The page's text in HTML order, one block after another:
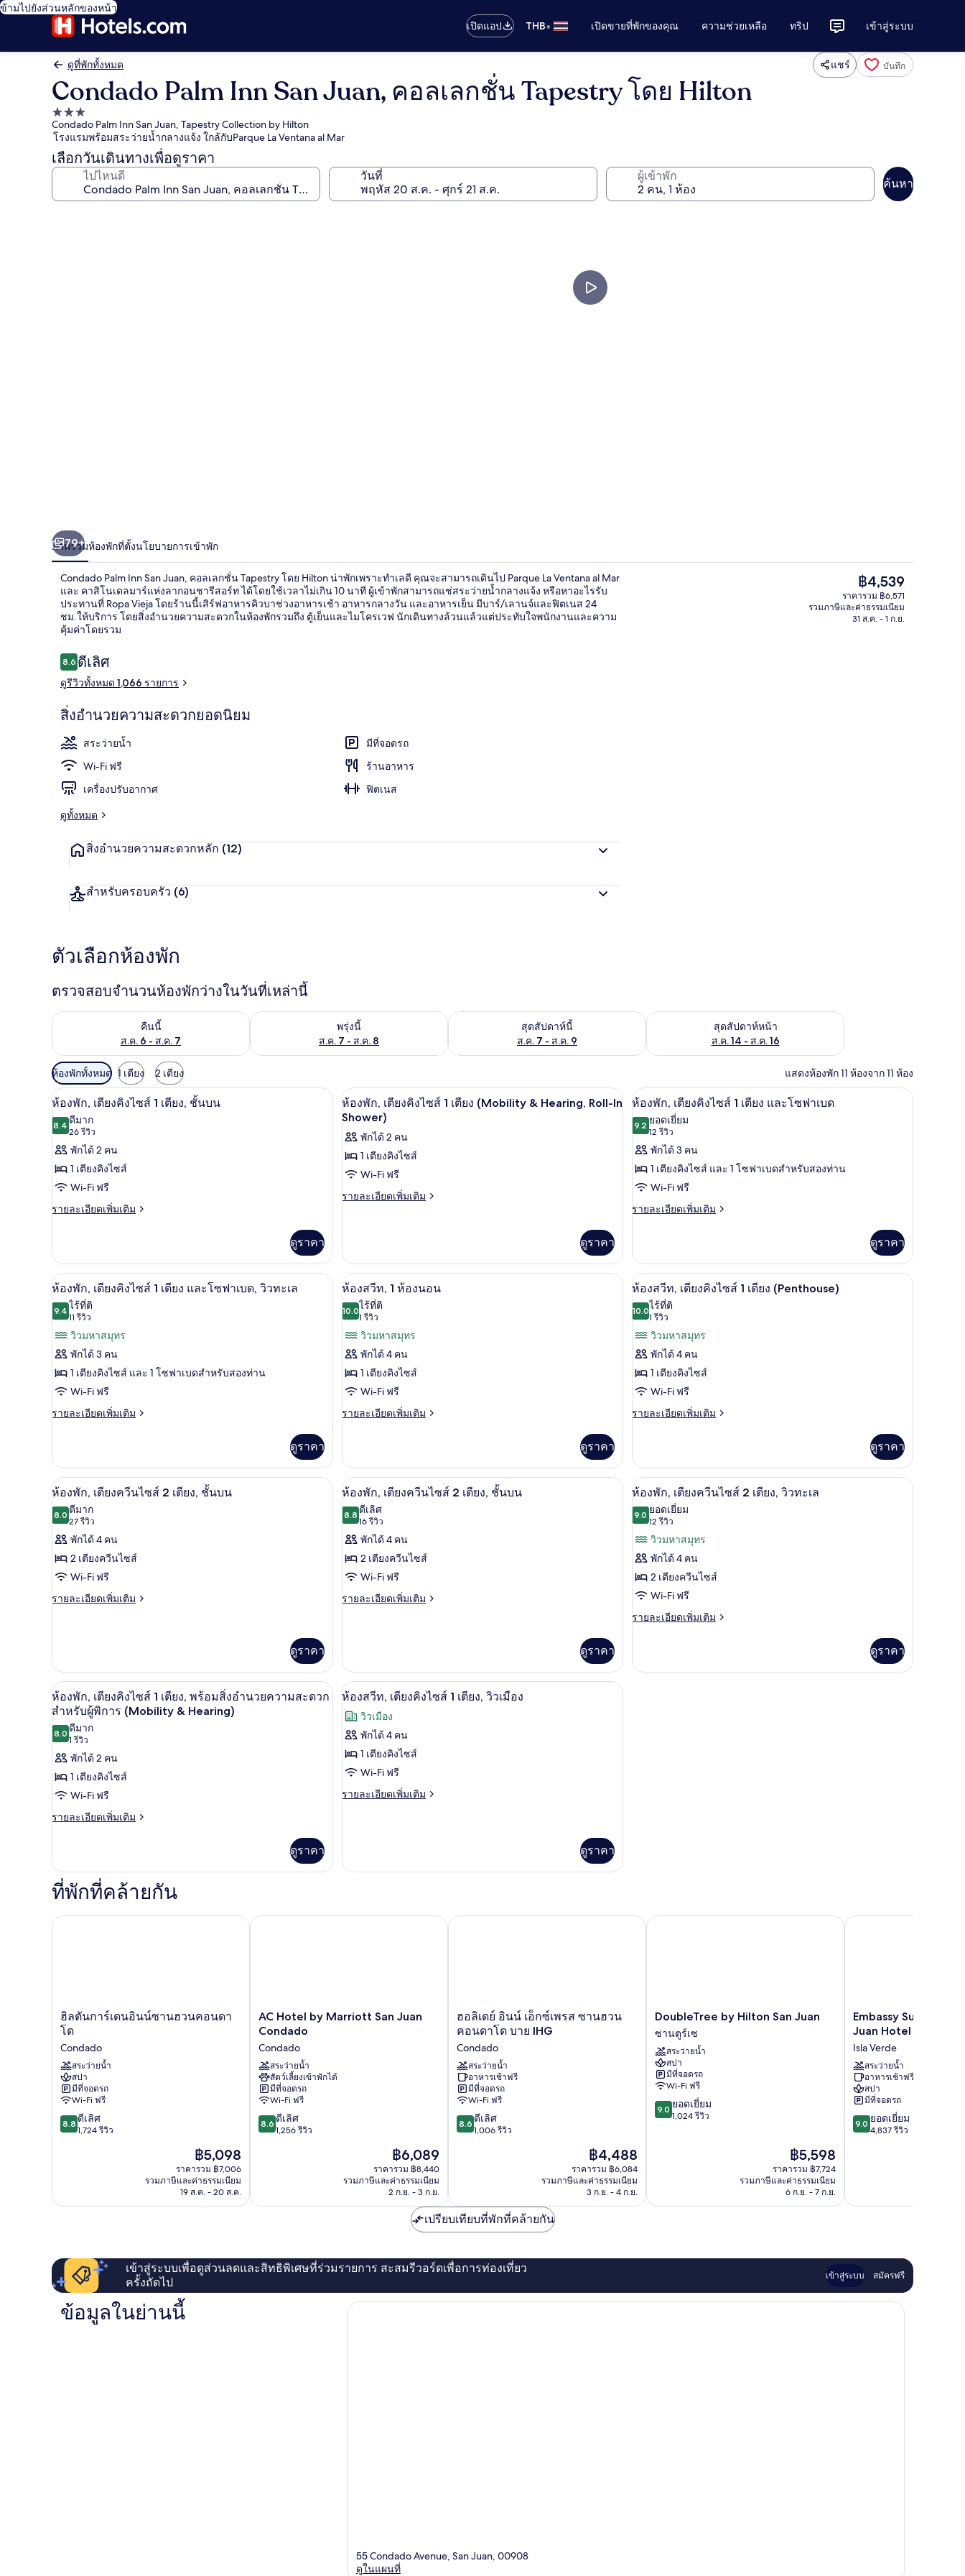
ข้ามไปยังส่วนหลักของหน้า
เปิดแอป
THB• เปิดขายที่พักของคุณ ความช่วยเหลือ ทริป เข้าสู่ระบบ
ดูที่พักทั้งหมด แชร์ บันทึก
Condado Palm Inn San Juan, คอลเลกชั่น Tapestry โดย Hilton
ที่พัก
3.0
ดาว
Condado Palm Inn San Juan, Tapestry Collection by Hilton
โรงแรมพร้อมสระว่ายน้ำกลางแจ้ง ใกล้กับParque La Ventana al Mar
เลือกวันเดินทางเพื่อดูราคา
ไปไหนดี วันที่ ผู้เข้าพัก
ค้นหา
ห้องสวีท, เตียงคิงไซส์ 1 เตียง (Penthouse) | วิวจากห้องพักห้องสวีท, 1 ห้องนอน | วิวทะเล/มหาสมุ
79+
ภาพรวมห้องพักที่ตั้งนโยบายการเข้าพัก
Condado Palm Inn San Juan, คอลเลกชั่น Tapestry โดย Hilton น่าพักเพราะทำเลดี คุณจะสามารถเดินไป Parque La Ventana al Mar
และ คาสิโนเดลมาร์แห่งลากอนชารีสอร์ท ได้โดยใช้เวลาไม่เกิน 10 นาที ผู้เข้าพักสามารถแช่สระว่ายน้ำกลางแจ้ง หรือหาอะไรรับ
ประทานที่ Ropa Vieja โดยร้านนี้เสิร์ฟอาหารคิวบาช่วงอาหารเช้า อาหารกลางวัน และอาหารเย็น มีบาร์/เลานจ์และฟิตเนส 24
ชม.ให้บริการ โดยสิ่งอำนวยความสะดวกในห้องพักรวมถึง ตู้เย็นและไมโครเวฟ นักเดินทางล้วนแล้วแต่ประทับใจพนักงานและความ
คุ้มค่าโดยรวม
รีวิว
8.68.6 จาก 10
ดีเลิศ
ดูรีวิวทั้งหมด 1,066 รายการ
สิ่งอำนวยความสะดวกยอดนิยม
สระว่ายน้ำ
มีที่จอดรถ
Wi-Fi ฟรี
ร้านอาหาร
เครื่องปรับอากาศ
ฟิตเนส
ดูทั้งหมด
สิ่งอำนวยความสะดวกหลัก (12)
สำหรับครอบครัว (6)
ราคา
ปัจจุบัน
฿4,539
฿4,539
ราคารวม ฿6,571
รวมภาษีและค่าธรรมเนียม
31 ส.ค. - 1 ก.ย.
ตัวเลือกห้องพัก
ตรวจสอบจำนวนห้องพักว่างในวันที่เหล่านี้
คืนนี้
ส.ค. 6 - ส.ค. 7
ตรวจสอบจำนวนห้องพักว่างในคืนนี้ ส.ค. 6 - ส.ค. 7
พรุ่งนี้
ส.ค. 7 - ส.ค. 8
ตรวจสอบจำนวนห้องพักว่างในพรุ่งนี้ ส.ค. 7 - ส.ค. 8
สุดสัปดาห์นี้
ส.ค. 7 - ส.ค. 9
ตรวจสอบจำนวนห้องพักว่างในสุดสัปดาห์นี้ ส.ค. 7 - ส.ค. 9สุดสัปดาห์หน้า
ส.ค. 14 - ส.ค. 16
ตรวจสอบจำนวนห้องพักว่างในสุดสัปดาห์หน้า ส.ค. 14 - ส.ค. 16
ตัว
กรอง
ที่
มี
ให้
สำหรับ
ห้อง
พัก
ห้องพักทั้งหมด 1 เตียง 2 เตียง แสดงห้องพัก 11 ห้องจาก 11 ห้อง
เปิด
ภาพถ่าย
ทั้งหมด
ของ
ห้อง
ไซส์
1
เตียง,
ชั้น
บน
เครื่องนอนระดับพรีเมียม, ตู้นิรภัยในห้องพัก, โต๊ะทำงาน
6
ห้องพัก, เตียงคิงไซส์ 1 เตียง, ชั้นบน
8.48.4 จาก 10
ดีมาก
26 รีวิว
(26
รีวิว)
พักได้ 2 คน
1 เตียงคิงไซส์
Wi-Fi ฟรี
รายละเอียดเพิ่มเติม
ราย
เกี่ยว
กับ
ห้อง
เตียง
ไซส์
ชั้น
บน
ดูราคา
เปิด
ภาพถ่าย
ทั้งหมด
ของ
ห้อง
พัก,
ไซส์
1
เตียง
(Mobility
&
Hearing,
Roll-
In
เครื่องนอนระดับพรีเมียม, ตู้นิรภัยในห้องพัก, โต๊ะทำงาน
4
ห้องพัก, เตียงคิงไซส์ 1 เตียง (Mobility & Hearing, Roll-In
Shower)
พักได้ 2 คน
1 เตียงคิงไซส์
Wi-Fi ฟรี
รายละเอียดเพิ่มเติม
ราย
กับ
ห้อง
พัก,
เตียง
คิง
เตียง
&
Hearing,
In
ดูราคา
เปิด
ภาพถ่าย
ทั้งหมด
ของ
ห้อง
ไซส์
1
เตียง
และ
โซฟา
เบด
ห้องพัก, เตียงคิงไซส์ 1 เตียง และโซฟาเบด |
6
ห้องพัก, เตียงคิงไซส์ 1 เตียง และโซฟาเบด
9.29.2 จาก 10
ยอดเยี่ยม
12 รีวิว
(12
รีวิว)
พักได้ 3 คน
1 เตียงคิงไซส์ และ 1 โซฟาเบดสำหรับสองท่าน
Wi-Fi ฟรี
รายละเอียดเพิ่มเติม
ราย
เกี่ยว
กับ
ห้อง
เตียง
ไซส์
และ
โซฟา
ดูราคา
เปิด
ภาพถ่าย
ทั้งหมด
ของ
ห้อง
พัก,
เตียง
1
เตียง
และ
โซฟา
เบด,
วิว
เครื่องนอนระดับพรีเมียม, ตู้นิรภัยในห้องพัก, โต๊ะทำงาน
6
ห้องพัก, เตียงคิงไซส์ 1 เตียง และโซฟาเบด, วิวทะเล
9.49.4 จาก 10
ไร้ที่ติ
11 รีวิว
(11
รีวิว)
วิวมหาสมุทร
พักได้ 3 คน
1 เตียงคิงไซส์ และ 1 โซฟาเบดสำหรับสองท่าน
Wi-Fi ฟรี
รายละเอียดเพิ่มเติม
ราย
เกี่ยว
กับ
ห้อง
เตียง
ไซส์
และ
โซฟา
เบด,
ดูราคา
เปิด
ภาพถ่าย
ทั้งหมด
ของ
ห้อง
สวีท,
ห้องสวีท, 1 ห้องนอน | เครื่องนอนระดับพรีเมียม, ตู้นิรภัยในห้องพัก, โต๊ะทำงาน
6
ห้องสวีท, 1 ห้องนอน
10.010.0 จาก 10
ไร้ที่ติ
1 รีวิว
(1
รีวิว)
วิวมหาสมุทร
พักได้ 4 คน
1 เตียงคิงไซส์
Wi-Fi ฟรี
รายละเอียดเพิ่มเติม
ราย
เกี่ยว
กับ
ห้อง
ท,
ห้อง
นอน
ดูราคา
เปิด
ภาพถ่าย
ทั้งหมด
ของ
ห้อง
สวีท,
เตียง
1
เตียง
(Penthouse)
เครื่องนอนระดับพรีเมียม, ตู้นิรภัยในห้องพัก, โ
7
ห้องสวีท, เตียงคิงไซส์ 1 เตียง (Penthouse)
10.010.0 จาก 10
ไร้ที่ติ
1 รีวิว
(1
รีวิว)
วิวมหาสมุทร
พักได้ 4 คน
1 เตียงคิงไซส์
Wi-Fi ฟรี
รายละเอียดเพิ่มเติม
ราย
เกี่ยว
กับ
ห้อง
ท,
เตียง
คิง
ไซส์
เตียง
(Penthouse)
ดูราคา
เปิด
ภาพถ่าย
ทั้งหมด
ของ
ห้อง
2
เตียง,
ชั้น
บน
ห้องพัก, เตียงควีนไซส์ 2 เตียง, ชั้นบน | เครื่องนอนระดับพรีเมียม, ตู้นิรภัยในห้องพัก, โต๊ะทำงาน
5
ห้องพัก, เตียงควีนไซส์ 2 เตียง, ชั้นบน
8.08.0 จาก 10
ดีมาก
27 รีวิว
(27
รีวิว)
พักได้ 4 คน
2 เตียงควีนไซส์
Wi-Fi ฟรี
รายละเอียดเพิ่มเติม
ราย
กับ
ห้อง
พัก,
เตียง
ควีน
ไซส์
2
เตียง,
ชั้น
บน
ดูราคา
เปิด
ภาพถ่าย
ทั้งหมด
ของ
ห้อง
2
เตียง,
ชั้น
บน
เครื่องนอนระดับพรีเมียม, ตู้นิรภัยในห้องพัก, โต๊ะทำงาน
5
ห้องพัก, เตียงควีนไซส์ 2 เตียง, ชั้นบน
8.88.8 จาก 10
ดีเลิศ
16 รีวิว
(16
รีวิว)
พักได้ 4 คน
2 เตียงควีนไซส์
Wi-Fi ฟรี
รายละเอียดเพิ่มเติม
ราย
กับ
ห้อง
พัก,
เตียง
ควีน
ไซส์
2
เตียง,
ชั้น
บน
ดูราคา
เปิด
ภาพถ่าย
ทั้งหมด
ของ
ห้อง
พัก,
เตียง
2
5
ห้องพัก, เตียงควีนไซส์ 2 เตียง, วิวทะเล
9.09.0 จาก 10
ยอดเยี่ยม
12 รีวิว
(12
รีวิว)
วิวมหาสมุทร
พักได้ 4 คน
2 เตียงควีนไซส์
Wi-Fi ฟรี
รายละเอียดเพิ่มเติม
ราย
เกี่ยว
ดูราคา
เปิด
ภาพถ่าย
ทั้งหมด
ของ
ห้อง
พัก,
เตียง
เตียง,
พร้อม
สำหรับ
พิการ
(Mobility
&
Hearing)
เครื่องนอนระดับพรีเมียม, ตู้นิรภัยในห้องพัก, โต๊ะทำงาน
4
ห้องพัก, เตียงคิงไซส์ 1 เตียง, พร้อมสิ่งอำนวยความสะดวก
สำหรับผู้พิการ (Mobility & Hearing)
8.08.0 จาก 10
ดีมาก
1 รีวิว
(1
รีวิว)
พักได้ 2 คน
1 เตียงคิงไซส์
Wi-Fi ฟรี
รายละเอียดเพิ่มเติม
ราย
เกี่ยว
กับ
ห้อง
เตียง
อำนวย
ความ
สะดวก
สำหรับ
พิการ
(Mobility
Hearing)
ดูราคา
เปิด
ภาพถ่าย
ทั้งหมด
ของ
ห้อง
สวีท,
วิว
เครื่องนอนระดับพรีเมียม, ตู้นิรภัยในห้องพัก, โต๊ะทำงาน
6
ห้องสวีท, เตียงคิงไซส์ 1 เตียง, วิวเมือง
วิวเมือง
พักได้ 4 คน
1 เตียงคิงไซส์
Wi-Fi ฟรี
รายละเอียดเพิ่มเติม
ราย
ห้อง
ดูราคา
ที่พักที่คล้ายกัน
ฮิล
ตัน
อินน์
ซาน
ฮวน
คอน
ดาโด
Condado
ฮิลตันการ์เดนอินน์ซานฮวนคอนดา
โด
Condado
สระว่ายน้ำ
สปา
มีที่จอดรถ
Wi-Fi ฟรี
8.8
จาก
8.8 ดีเลิศ
1,724 รีวิว
ราคา
ปัจจุบัน
คือ
฿5,098
฿5,098
ราคารวม ฿7,006
รวมภาษีและค่าธรรมเนียม
19 ส.ค. - 20 ส.ค.
ฮิลตันการ์เดนอินน์ซานฮวนคอนดาโด
AC
Hotel
Marriott
San
Juan
Condado
Condado
AC Hotel by Marriott San Juan
Condado
Condado
สระว่ายน้ำ
สัตว์เลี้ยงเข้าพักได้
มีที่จอดรถ
Wi-Fi ฟรี
8.6
จาก
8.6 ดีเลิศ
1,256 รีวิว
ราคา
ปัจจุบัน
คือ
฿6,089
฿6,089
ราคารวม ฿8,440
รวมภาษีและค่าธรรมเนียม
2 ก.ย. - 3 ก.ย.
AC Hotel by Marriott San Juan Condado
ฮอ
ลิ
อินน์
เอ็กซ์เพรส
ซาน
ฮวน
คอน
ดาโด
บาย
ฮอลิเดย์ อินน์ เอ็กซ์เพรส ซานฮวน
คอนดาโด บาย IHG
Condado
สระว่ายน้ำ
อาหารเช้าฟรี
มีที่จอดรถ
Wi-Fi ฟรี
8.6
จาก
8.6 ดีเลิศ
1,006 รีวิว
ราคา
ปัจจุบัน
คือ
฿4,488
฿4,488
ราคารวม ฿6,084
รวมภาษีและค่าธรรมเนียม
3 ก.ย. - 4 ก.ย.
ฮอลิเดย์ อินน์ เอ็กซ์เพรส ซานฮวน คอนดาโด บาย IHG
DoubleTree
by
Hilton
San
Juan
ซาน
ตูร์
เซ
DoubleTree by Hilton San Juan
ซานตูร์เซ
สระว่ายน้ำ
สปา
มีที่จอดรถ
Wi-Fi ฟรี
9.0
จาก
9.0 ยอดเยี่ยม
1,024 รีวิว
ราคา
ปัจจุบัน
คือ
฿5,598
฿5,598
ราคารวม ฿7,724
รวมภาษีและค่าธรรมเนียม
6 ก.ย. - 7 ก.ย.
DoubleTree by Hilton San Juan
Embassy
Suites
Hilton
San
Juan
Hotel
&
Casino
Isla
Embassy Suites by
Juan Hotel & Casino
Isla Verde
สระว่ายน้ำ
อาหารเช้าฟรี
สปา
มีที่จอดรถ
9.0
จาก
9.0 ยอดเยี่ยม
4,837 รีวิว
Embassy Suites by
เปรียบเทียบที่พักที่คล้ายกัน
เข้าสู่ระบบเพื่อดูส่วนลดและสิทธิพิเศษที่ร่วมรายการ สะสมรีวอร์ดเพื่อการท่องเที่ยว
ครั้งถัดไป
เข้าสู่ระบบ สมัครฟรี
ข้อมูลในย่านนี้
55 Condado Avenue, San Juan, 00908
ดูในแผนที่